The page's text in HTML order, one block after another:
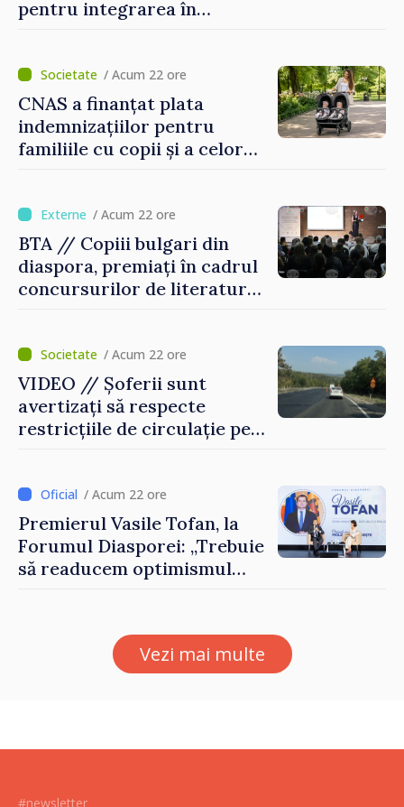
pentru integrarea în
/ Acum 22 ore
CNAS a finanțat plata
indemnizațiilor pentru
familiile cu copii și a celor
/ Acum 22 ore
BTA // Copiii bulgari din
diaspora, premiați în cadrul
concursurilor de literatură,
Bulgarii din Străinătate
/ Acum 22 ore
VIDEO // Șoferii sunt
avertizați să respecte
restricțiile de circulație pe
reparație/ Acum 22 ore
Premierul Vasile Tofan, la
Forumul Diasporei: „Trebuie
să readucem optimismul
direcția corectă”
Vezi mai multe
#newsletter